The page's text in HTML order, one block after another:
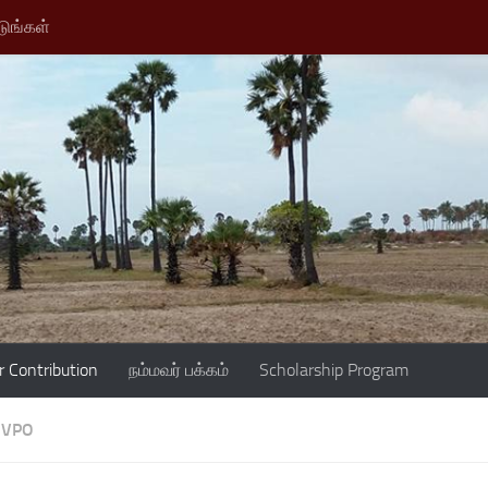
Contribution நம்மவர் பக்கம் Scholarship Program
VPO